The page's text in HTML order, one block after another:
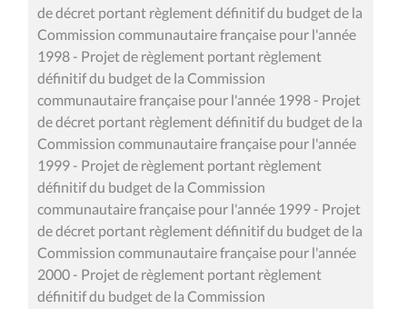
de décret portant règlement définitif du budget de la
Commission communautaire française pour l'année
1998 - Projet de règlement portant règlement
définitif du budget de la Commission
communautaire française pour l'année 1998 - Projet
de décret portant règlement définitif du budget de la
Commission communautaire française pour l'année
1999 - Projet de règlement portant règlement
définitif du budget de la Commission
communautaire française pour l'année 1999 - Projet
de décret portant règlement définitif du budget de la
Commission communautaire française pour l'année
2000 - Projet de règlement portant règlement
définitif du budget de la Commission